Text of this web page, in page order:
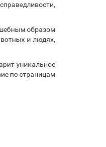
образом
и людях,
уникальное
по страницам